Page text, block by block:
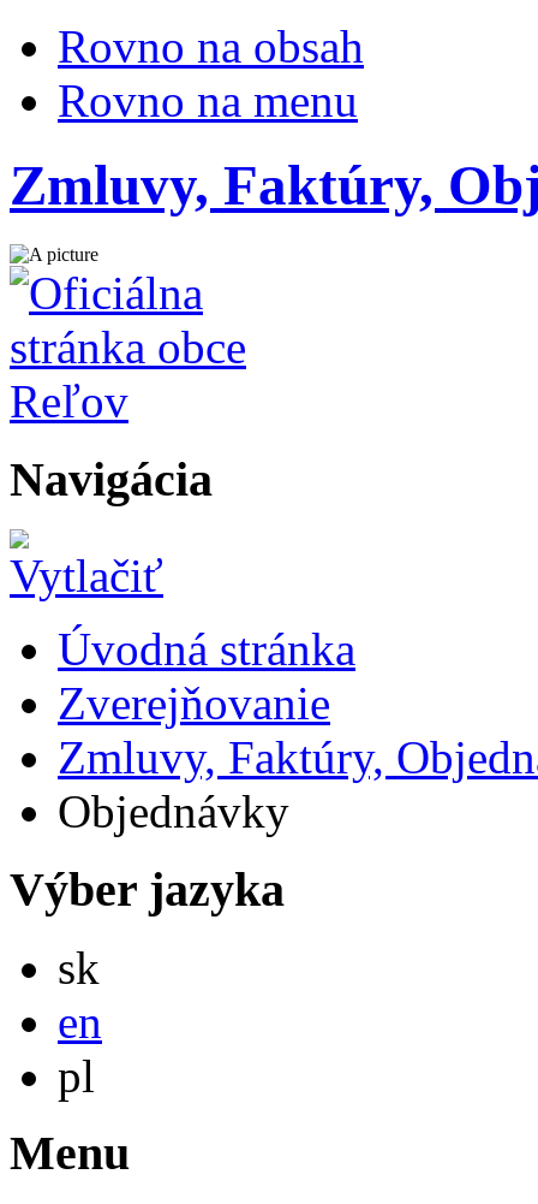
Rovno na obsah
Rovno na menu
Zmluvy, Faktúry,
Navigácia
Úvodná stránka
Zverejňovanie
Zmluvy, Faktúry,
Objednávky
Výber jazyka
sk
en
pl
Menu